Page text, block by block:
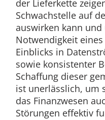
der Lieferkette
Schwachstelle auf
auswirken kann
Notwendigkeit
Einblicks in
sowie konsistenter
Schaffung dieser
ist unerlässlich, um
das Finanzwesen
Störungen effektiv